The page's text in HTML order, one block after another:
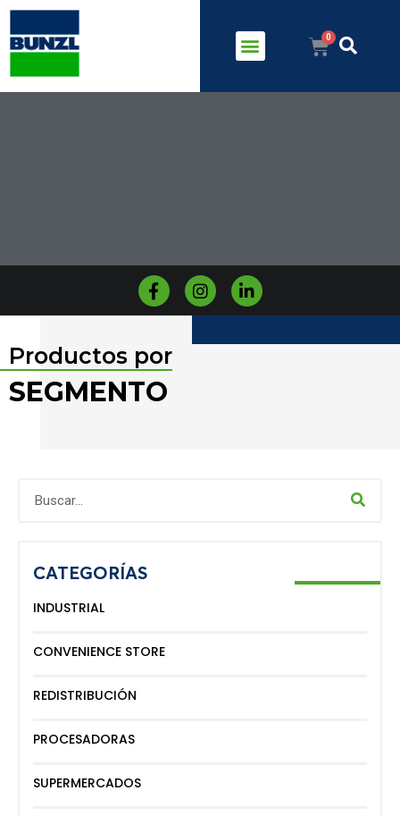
Productos por
SEGMENTO
CATEGORÍAS
SUPERMERCADOS
PROCESADORAS
REDISTRIBUCIÓN
INDUSTRIAL
CONVENIENCE STORE